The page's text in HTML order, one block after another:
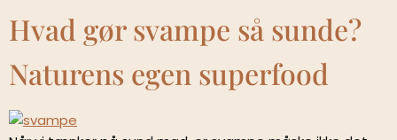
Hvad gør svampe så sunde?
Naturens egen superfood